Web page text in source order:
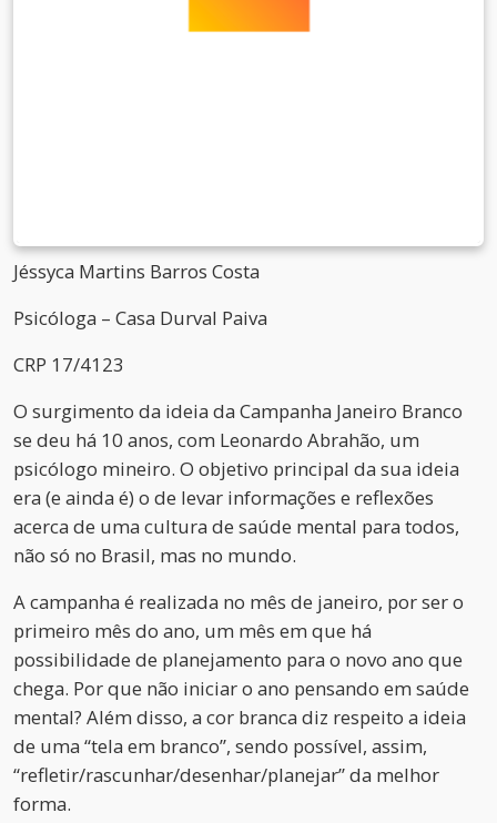
Jéssyca Martins Barros Costa
Psicóloga – Casa Durval Paiva
CRP 17/4123
O surgimento da ideia da Campanha Janeiro Branco
se deu há 10 anos, com Leonardo Abrahão, um
psicólogo mineiro. O objetivo principal da sua ideia
era (e ainda é) o de levar informações e reflexões
acerca de uma cultura de saúde mental para todos,
não só no Brasil, mas no mundo.
A campanha é realizada no mês de janeiro, por ser o
primeiro mês do ano, um mês em que há
possibilidade de planejamento para o novo ano que
chega. Por que não iniciar o ano pensando em saúde
mental? Além disso, a cor branca diz respeito a ideia
de uma “tela em branco”, sendo possível, assim,
“refletir/rascunhar/desenhar/planejar” da melhor
forma.